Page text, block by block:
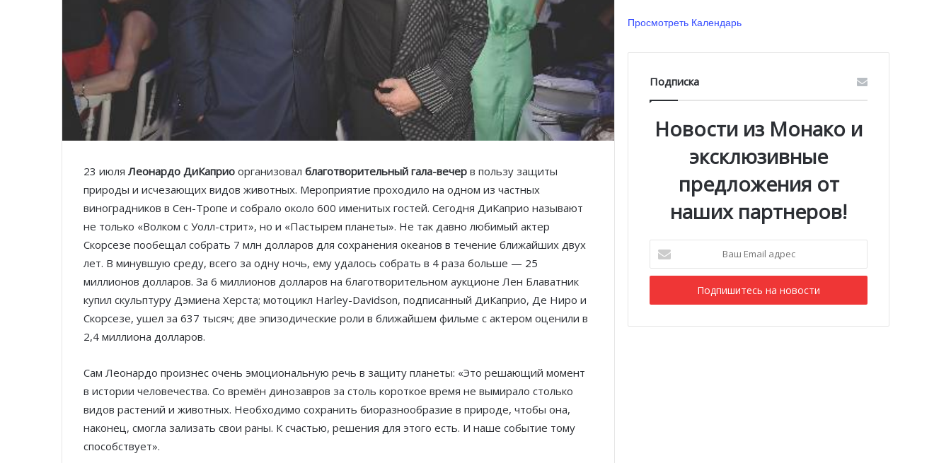
23 июля Леонардо ДиКаприо организовал благотворительный гала-вечер в пользу защиты
природы и исчезающих видов животных. Мероприятие проходило на одном из частных
виноградников в Сен-Тропе и собрало около 600 именитых гостей. Сегодня ДиКаприо называют
не только «Волком с Уолл-стрит», но и «Пастырем планеты». Не так давно любимый актер
Скорсезе пообещал собрать 7 млн долларов для сохранения океанов в течение ближайших двух
лет. В минувшую среду, всего за одну ночь, ему удалось собрать в 4 раза больше — 25
миллионов долларов. За 6 миллионов долларов на благотворительном аукционе Лен Блаватник
купил скульптуру Дэмиена Херста; мотоцикл Harley-Davidson, подписанный ДиКаприо, Де Ниро и
Скорсезе, ушел за 637 тысяч; две эпизодические роли в ближайшем фильме с актером оценили в
2,4 миллиона долларов.
Сам Леонардо произнес очень эмоциональную речь в защиту планеты: «Это решающий момент
в истории человечества. Со времён динозавров за столь короткое время не вымирало столько
видов растений и животных. Необходимо сохранить биоразнообразие в природе, чтобы она,
наконец, смогла зализать свои раны. К счастью, решения для этого есть. И наше событие тому
способствует».
Просмотреть Календарь
Подписка
Новости из Монако и
эксклюзивные
предложения от
наших партнеров!
Email
адрес